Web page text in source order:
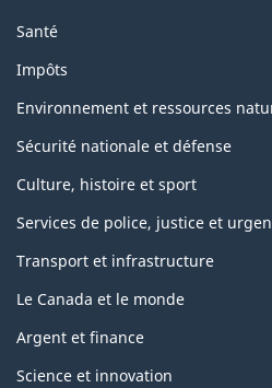
Santé
Impôts
Environnement et ressources
Sécurité nationale et défense
Culture, histoire et sport
Services de police, justice et
Transport et infrastructure
Le Canada et le monde
Argent et finance
Science et innovation